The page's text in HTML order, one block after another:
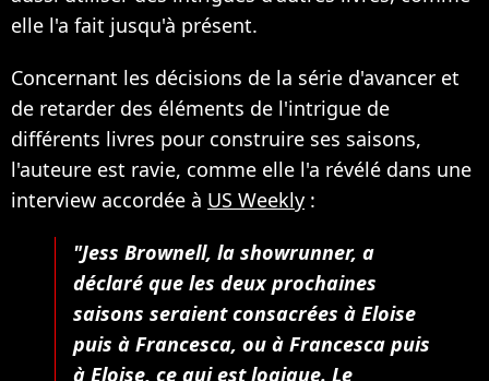
elle l'a fait jusqu'à présent.
Concernant les décisions de la série d'avancer et
de retarder des éléments de l'intrigue de
différents livres pour construire ses saisons,
l'auteure est ravie, comme elle l'a révélé dans une
interview accordée à US Weekly :
"Jess Brownell, la showrunner, a
déclaré que les deux prochaines
saisons seraient consacrées à Eloise
puis à Francesca, ou à Francesca puis
à Eloise, ce qui est logique. Le